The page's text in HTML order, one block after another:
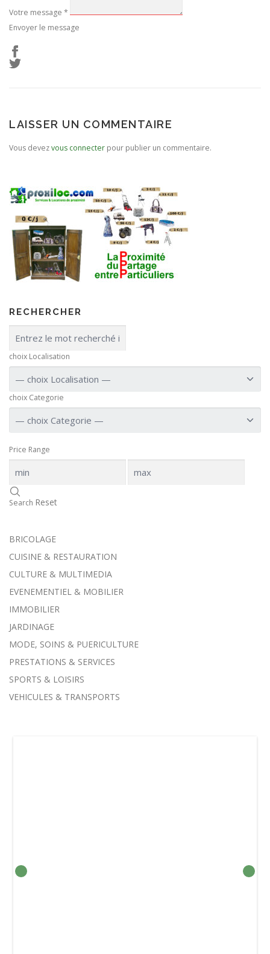
Votre message *
Envoyer le message
LAISSER UN COMMENTAIRE
Vous devezvous connecter pour publier un commentaire.
RECHERCHER
choix Localisation
choix Categorie
Price Range
Search Reset
BRICOLAGE
CUISINE & RESTAURATION
CULTURE & MULTIMEDIA
EVENEMENTIEL & MOBILIER
IMMOBILIER
JARDINAGE
MODE, SOINS & PUERICULTURE
PRESTATIONS & SERVICES
SPORTS & LOISIRS
VEHICULES & TRANSPORTS